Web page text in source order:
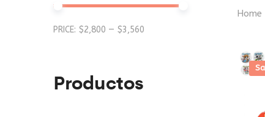
Home
PRICE: $2,800 — $3,560
Productos